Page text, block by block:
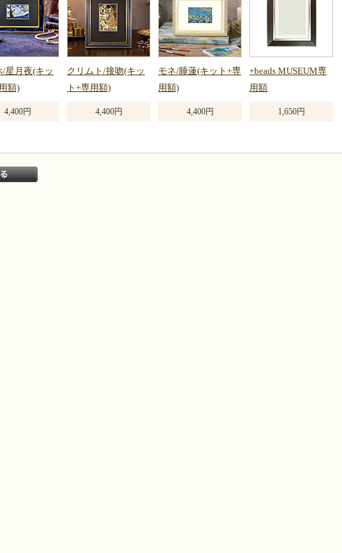
関連商品のご紹介
/星月夜(キッ
額)
4,400円
クリムト/接吻(キッ
ト+専用額)
4,400円
モネ/睡蓮(キット+専
用額)
4,400円
+beads MUSEUM専
用額
1,650円